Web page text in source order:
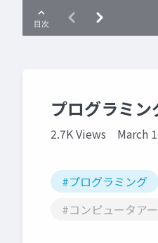
プログラミ
2.7K Views March
#プログラミング
#コンピュータア